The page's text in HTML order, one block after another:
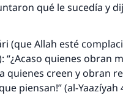
qué le sucedía y
(que Allah esté
quienes obran
quienes creen y obran
piensan!” (al-